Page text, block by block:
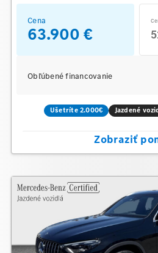
Cena
63.900 €
Obľúbené financovanie
Ušetríte 2.000€ Jazdené
Zobraziť